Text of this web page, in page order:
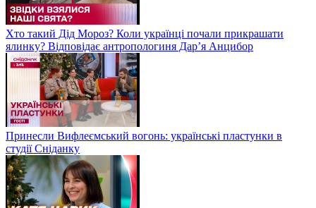
Хто такий Дід Мороз? Коли українці почали прикрашати
ялинку? Відповідає антропологиня Дарʼя Анцибор
Принесли Вифлеємський вогонь: українські пластунки в
студії Сніданку